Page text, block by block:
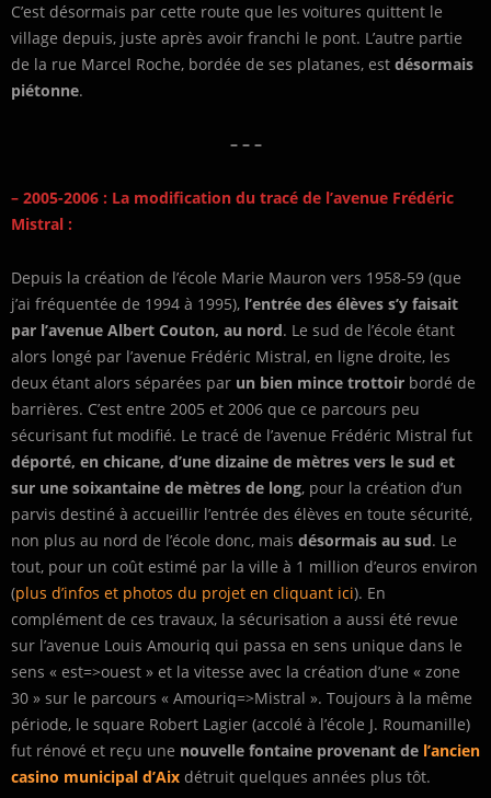
C’est désormais par cette route que les voitures quittent le
village depuis, juste après avoir franchi le pont. L’autre partie
de la rue Marcel Roche, bordée de ses platanes, est désormais
piétonne.
– – –
– 2005-2006 : La modification du tracé de l’avenue Frédéric
Mistral :
Depuis la création de l’école Marie Mauron vers 1958-59 (que
j’ai fréquentée de 1994 à 1995), l’entrée des élèves s’y faisait
par l’avenue Albert Couton, au nord. Le sud de l’école étant
alors longé par l’avenue Frédéric Mistral, en ligne droite, les
deux étant alors séparées par un bien mince trottoir bordé de
barrières. C’est entre 2005 et 2006 que ce parcours peu
sécurisant fut modifié. Le tracé de l’avenue Frédéric Mistral fut
déporté, en chicane, d’une dizaine de mètres vers le sud et
sur une soixantaine de mètres de long, pour la création d’un
parvis destiné à accueillir l’entrée des élèves en toute sécurité,
non plus au nord de l’école donc, mais désormais au sud. Le
tout, pour un coût estimé par la ville à 1 million d’euros environ
(plus d’infos et photos du projet en cliquant ici). En
complément de ces travaux, la sécurisation a aussi été revue
sur l’avenue Louis Amouriq qui passa en sens unique dans le
sens « est=>ouest » et la vitesse avec la création d’une « zone
30 » sur le parcours « Amouriq=>Mistral ». Toujours à la même
période, le square Robert Lagier (accolé à l’école J. Roumanille)
fut rénové et reçu une nouvelle fontaine provenant de l’ancien
casino municipal d’Aix détruit quelques années plus tôt.